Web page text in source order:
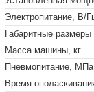
Электропитание, В/
Габаритные
Масса машины, кг
Пневмопитание, МПа
Время